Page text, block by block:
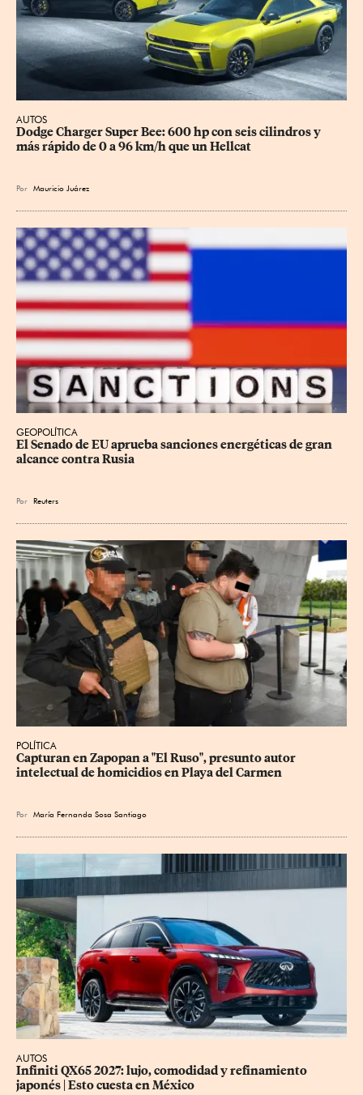
AUTOS
Dodge Charger Super Bee: 600 hp con seis cilindros y
más rápido de 0 a 96 km/h que un Hellcat
Por Mauricio Juárez
GEOPOLÍTICA
El Senado de EU aprueba sanciones energéticas de gran
alcance contra Rusia
Por Reuters
POLÍTICA
Capturan en Zapopan a "El Ruso", presunto autor
intelectual de homicidios en Playa del Carmen
Por María Fernanda Sosa Santiago
AUTOS
Infiniti QX65 2027: lujo, comodidad y refinamiento
japonés | Esto cuesta en México